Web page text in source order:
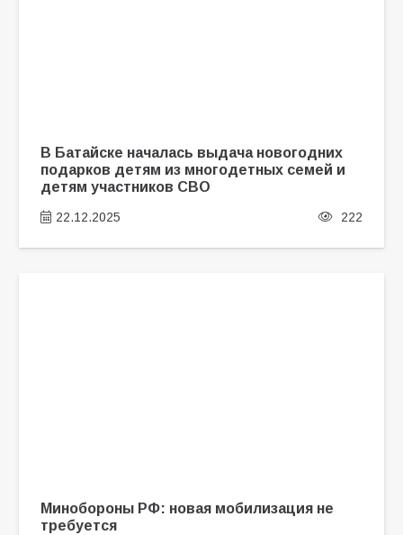
В Батайске началась выдача новогодних
подарков детям из многодетных семей и
детям участников СВО
22.12.2025 222
Минобороны РФ: новая мобилизация не
требуется